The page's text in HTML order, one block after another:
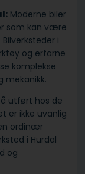
Moderne biler
som kan være
i
og erfarne
komplekse
mekanikk.
utført hos de
er ikke uvanlig
ordinær
i Hurdal
og